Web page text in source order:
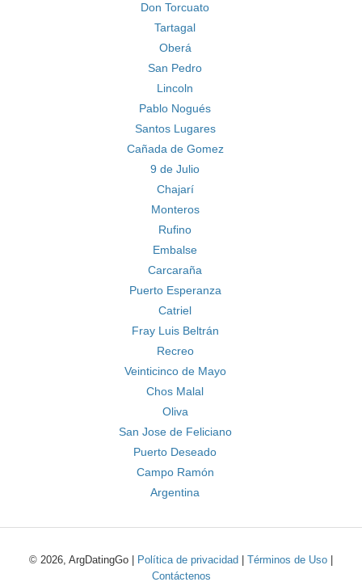
Don Torcuato
Tartagal
Oberá
San Pedro
Lincoln
Pablo Nogués
Santos Lugares
Cañada de Gomez
9 de Julio
Chajarí
Monteros
Rufino
Embalse
Carcaraña
Puerto Esperanza
Catriel
Fray Luis Beltrán
Recreo
Veinticinco de Mayo
Chos Malal
Oliva
San Jose de Feliciano
Puerto Deseado
Campo Ramón
Argentina
© 2026, ArgDatingGo | Política de privacidad Términos de Uso
Contáctenos